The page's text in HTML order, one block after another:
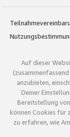
Auf dieser
anzubieten,
Deiner
Bereitstellung
können Cookies für
zu erfahren, wie